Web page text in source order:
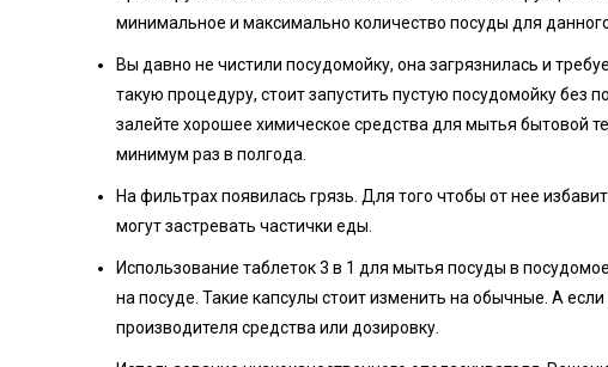
минимальное и максимально количество посуды для
Вы давно не чистили посудомойку, она загрязнилась и
такую процедуру, стоит запустить пустую посудомойку без
залейте хорошее химическое средства для мытья бытовой
минимум раз в полгода.
На фильтрах появилась грязь. Для того чтобы от нее
могут застревать частички еды.
Использование таблеток 3 в 1 для мытья посуды в
на посуде. Такие капсулы стоит изменить на обычные. А
производителя средства или дозировку.